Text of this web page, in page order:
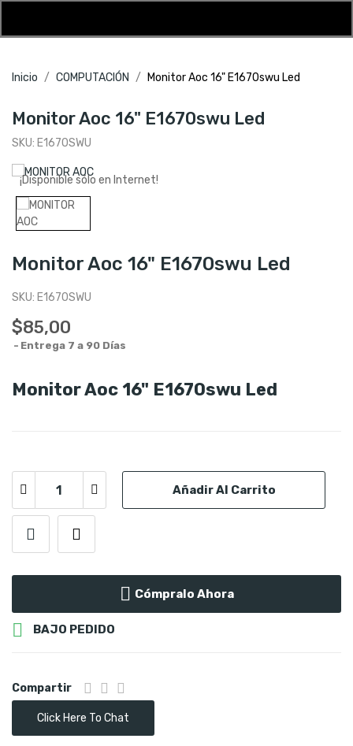
Inicio COMPUTACIÓN Monitor Aoc 16" E1670swu Led
Monitor Aoc 16" E1670swu Led
SKU: E1670SWU
¡Disponible sólo en Internet!
Monitor Aoc 16" E1670swu Led
SKU: E1670SWU
$85,00
Entrega 7 a 90 Días
Monitor Aoc 16" E1670swu Led
Añadir Al Carrito
Cómpralo Ahora
 BAJO PEDIDO
Compartir
Click Here To Chat